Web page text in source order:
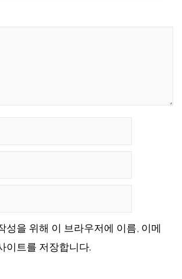
성을 위해 이 브라우저에 이름, 이메
이트를 저장합니다.